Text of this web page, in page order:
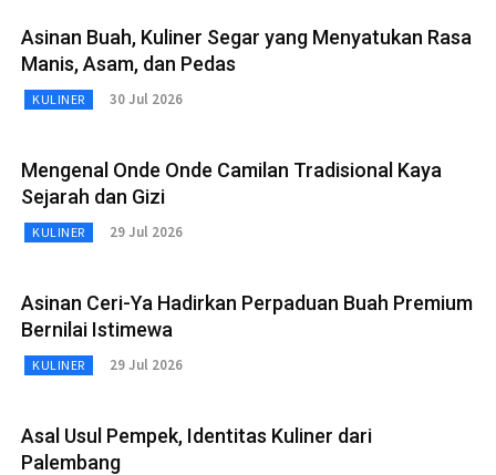
Asinan Buah, Kuliner Segar yang Menyatukan Rasa
Manis, Asam, dan Pedas
KULINER 30 Jul 2026
Mengenal Onde Onde Camilan Tradisional Kaya
Sejarah dan Gizi
KULINER 29 Jul 2026
Asinan Ceri-Ya Hadirkan Perpaduan Buah Premium
Bernilai Istimewa
KULINER 29 Jul 2026
Asal Usul Pempek, Identitas Kuliner dari
Palembang